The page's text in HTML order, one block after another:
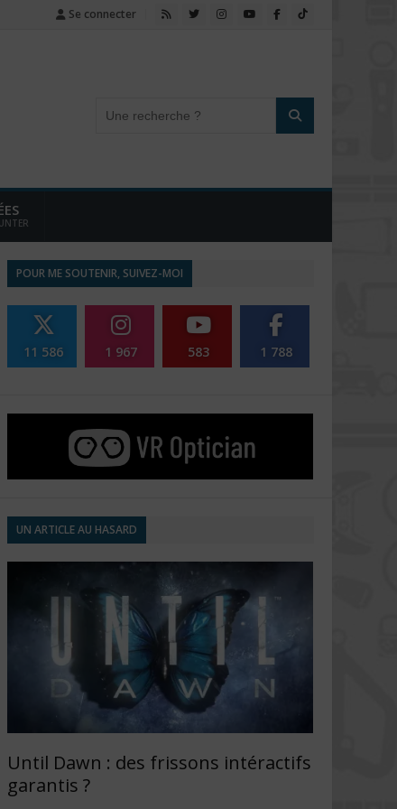
Se connecter
POUR ME SOUTENIR, SUIVEZ-MOI
11 586 1 967 583 1 788
UN ARTICLE AU HASARD
Until Dawn : des frissons intéractifs
garantis ?